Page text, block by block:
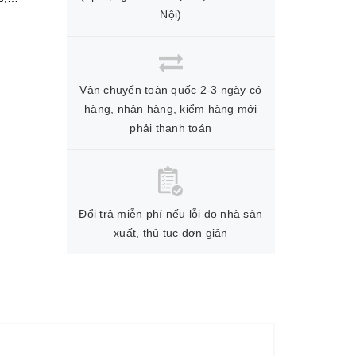
Nội)
Vận chuyển toàn quốc 2-3 ngày có
hàng, nhận hàng, kiểm hàng mới
phải thanh toán
Đổi trả miễn phí nếu lỗi do nhà sản
xuất, thủ tục đơn giản